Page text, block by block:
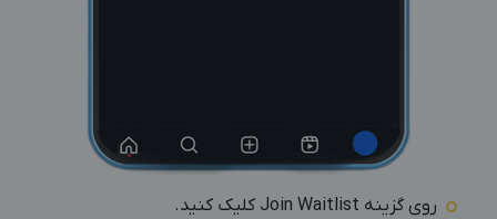
روی گزینه Join Waitlist کلیک کنید.